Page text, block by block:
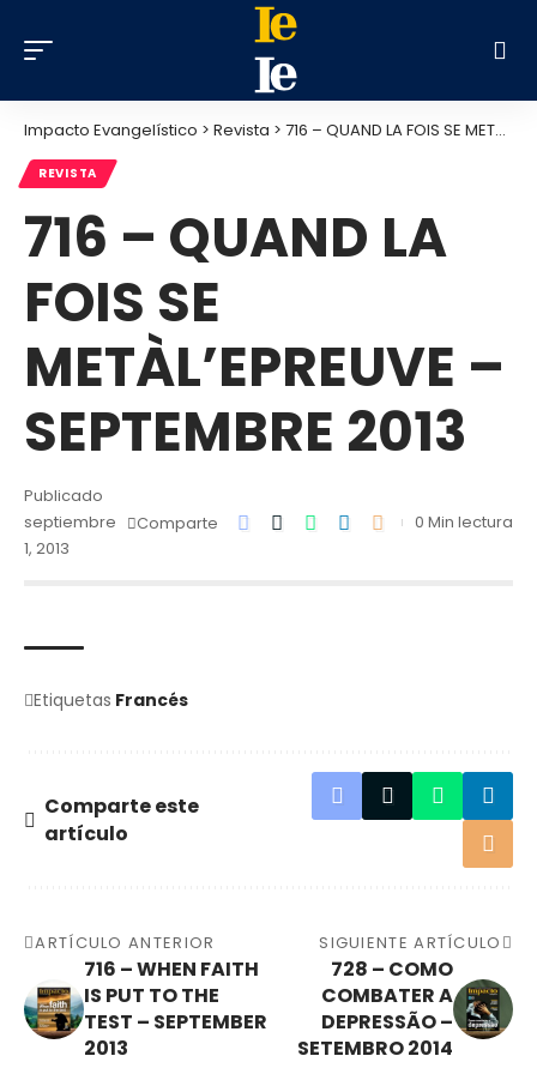
Impacto Evangelístico > Revista > 716 – QUAND LA FOIS SE METÀL’EPREUVE – SEPTEMBRE 2013
REVISTA
716 – QUAND LA
FOIS SE
METÀL’EPREUVE –
SEPTEMBRE 2013
Publicado
septiembre
1, 2013
Comparte 0 Min lectura
Etiquetas Francés
Comparte este
artículo
ARTÍCULO ANTERIOR
716 – WHEN FAITH
IS PUT TO THE
TEST – SEPTEMBER
2013
SIGUIENTE ARTÍCULO
728 – COMO
COMBATER A
DEPRESSÃO –
SETEMBRO 2014